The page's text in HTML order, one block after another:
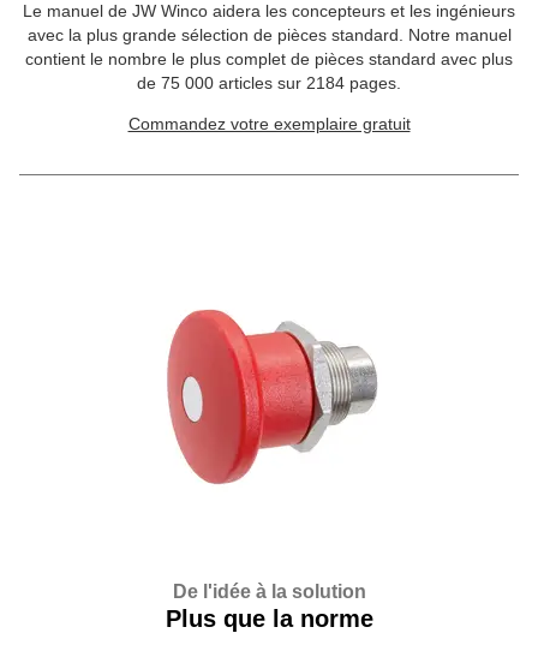
Le manuel de JW Winco aidera les concepteurs et les ingénieurs
avec la plus grande sélection de pièces standard. Notre manuel
contient le nombre le plus complet de pièces standard avec plus
de 75 000 articles sur 2184 pages.
Commandez votre exemplaire gratuit
De l'idée à la solution
Plus que la norme